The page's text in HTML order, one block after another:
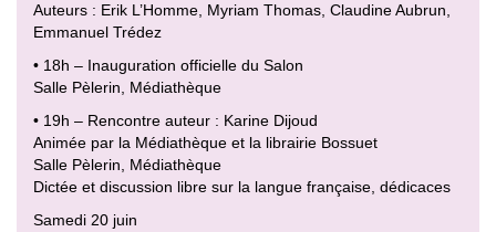
Auteurs : Erik L’Homme, Myriam Thomas, Claudine Aubrun,
Emmanuel Trédez
• 18h – Inauguration officielle du Salon
Salle Pèlerin, Médiathèque
• 19h – Rencontre auteur : Karine Dijoud
Animée par la Médiathèque et la librairie Bossuet
Salle Pèlerin, Médiathèque
Dictée et discussion libre sur la langue française, dédicaces
Samedi 20 juin